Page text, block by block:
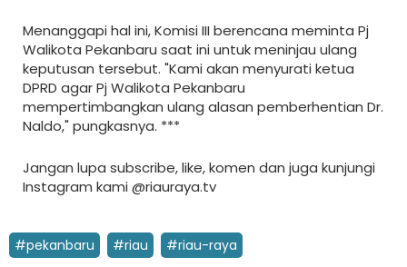
Menanggapi hal ini, Komisi III berencana meminta Pj
Walikota Pekanbaru saat ini untuk meninjau ulang
keputusan tersebut. "Kami akan menyurati ketua
DPRD agar Pj Walikota Pekanbaru
mempertimbangkan ulang alasan pemberhentian Dr.
Naldo," pungkasnya. ***
Jangan lupa subscribe, like, komen dan juga kunjungi
Instagram kami @riauraya.tv
#pekanbaru #riau #riau-raya